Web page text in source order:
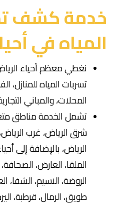
خدمة كشف
المياه في
نغطي معظم أحياء
تسربات المياه للمنازل،
المحلات، والمباني
تشمل الخدمة مناطق
شرق الرياض، غرب
الرياض، بالإضافة إلى
الملقا، العارض،
الروضة، النسيم، الشفا،
طويق، الرمال، قرطبة،